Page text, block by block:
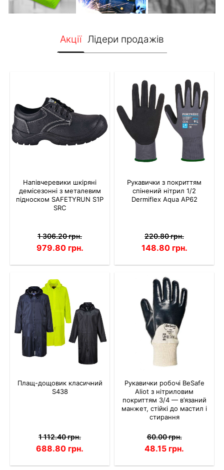
Акції Лідери продажів
Напівчеревики шкіряні
демісезонні з металевим
підноском SAFETYRUN S1P
SRC
979.80 грн.
1 306.20 грн.
Рукавички з покриттям
спінений нітрил 1/2
Dermiflex Aqua AP62
148.80 грн.
220.80 грн.
Плащ-дощовик класичний
S438
688.80 грн.
1 112.40 грн.
Рукавички робочі BeSafe
Aliot з нітриловим
покриттям 3/4 — в’язаний
манжет, стійкі до мастил і
стирання
48.15 грн.
60.00 грн.